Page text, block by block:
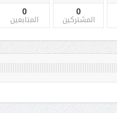
0
المشتركين
0
المتابعين